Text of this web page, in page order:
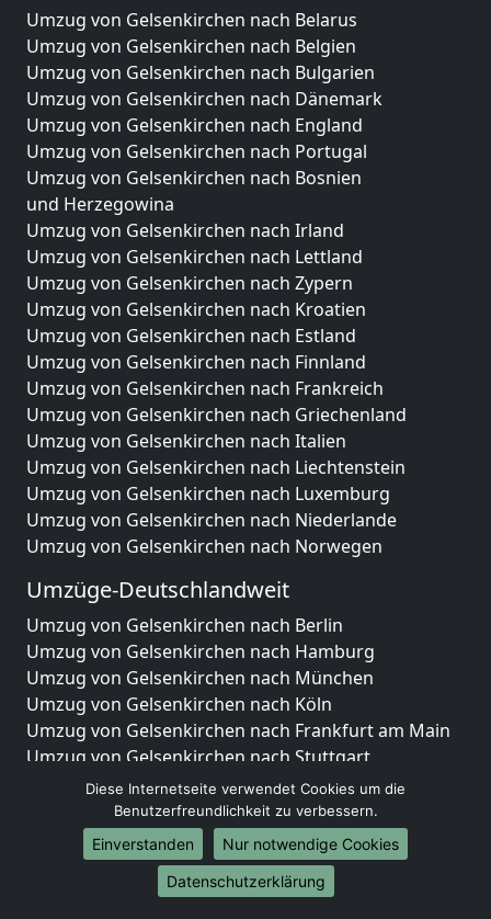
Umzug von Gelsenkirchen nach Belarus
Umzug von Gelsenkirchen nach Belgien
Umzug von Gelsenkirchen nach Bulgarien
Umzug von Gelsenkirchen nach Dänemark
Umzug von Gelsenkirchen nach England
Umzug von Gelsenkirchen nach Portugal
Umzug von Gelsenkirchen nach Bosnien
und Herzegowina
Umzug von Gelsenkirchen nach Irland
Umzug von Gelsenkirchen nach Lettland
Umzug von Gelsenkirchen nach Zypern
Umzug von Gelsenkirchen nach Kroatien
Umzug von Gelsenkirchen nach Estland
Umzug von Gelsenkirchen nach Finnland
Umzug von Gelsenkirchen nach Frankreich
Umzug von Gelsenkirchen nach Griechenland
Umzug von Gelsenkirchen nach Italien
Umzug von Gelsenkirchen nach Liechtenstein
Umzug von Gelsenkirchen nach Luxemburg
Umzug von Gelsenkirchen nach Niederlande
Umzug von Gelsenkirchen nach Norwegen
Umzüge-Deutschlandweit
Umzug von Gelsenkirchen nach Berlin
Umzug von Gelsenkirchen nach Hamburg
Umzug von Gelsenkirchen nach München
Umzug von Gelsenkirchen nach Köln
Umzug von Gelsenkirchen nach Frankfurt am Main
Umzug von Gelsenkirchen nach Stuttgart
Umzug von Gelsenkirchen nach Düsseldorf
Umzug von Gelsenkirchen nach Leipzig
Umzug von Gelsenkirchen nach Dortmund
Umzug von Gelsenkirchen nach Essen
Umzug von Gelsenkirchen nach Bremen
Diese Internetseite verwendet Cookies um die
Benutzerfreundlichkeit zu verbessern.
Einverstanden
Nur notwendige Cookies
Datenschutzerklärung